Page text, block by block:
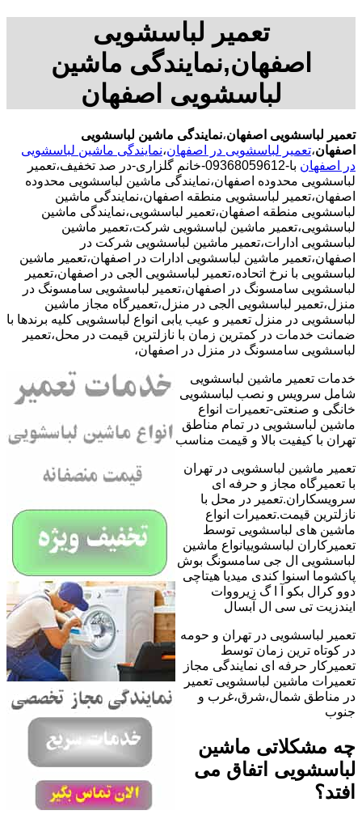
تعمیر لباسشویی
اصفهان,نمایندگی ماشین
لباسشویی اصفهان
تعمیر لباسشویی اصفهان،نمایندگی ماشین لباسشویی
اصفهان،تعمیر لباسشویی در اصفهان،نمایندگی ماشین لباسشویی
در اصفهان
با-09368059612-خانم گلزاری-در صد تخفیف،تعمیر
لباسشویی محدوده اصفهان،نمایندگی ماشین لباسشویی محدوده
اصفهان،تعمیر لباسشویی منطقه اصفهان،نمایندگی ماشین
لباسشویی منطقه اصفهان،تعمیر لباسشویی،نمایندگی ماشین
لباسشویی،تعمیر ماشین لباسشویی شرکت،تعمیر ماشین
لباسشویی ادارات،تعمیر ماشین لباسشویی شرکت در
اصفهان،تعمیر ماشین لباسشویی ادارات در اصفهان،تعمیر ماشین
لباسشویی با نرخ اتحاده،تعمیر لباسشویی الجی در اصفهان،تعمیر
لباسشویی سامسونگ در اصفهان،تعمیر لباسشویی سامسونگ در
منزل،تعمیر لباسشویی الجی در منزل،تعمیرگاه مجاز ماشین
لباسشویی در منزل تعمیر و عیب یابی انواع لباسشویی کلیه برندها با
ضمانت خدمات در کمترین زمان با نازلترین قیمت در محل،تعمیر
لباسشویی سامسونگ در منزل در اصفهان،
خدمات تعمیر ماشین لباسشویی
شامل سرویس و نصب لباسشویی
خانگی و صنعتی-تعمیرات انواع
ماشین لباسشویی در تمام مناطق
تهران با کیفیت بالا و قیمت مناسب
تعمیر ماشین لباسشویی در تهران
با تعمیرگاه مجاز و حرفه ای
سرویسکاران.تعمیر در محل با
نازلترین قیمت.تعمیرات انواع
ماشین های لباسشویی توسط
تعمیرکاران لباسشوییانواع ماشین
لباسشویی ال جی سامسونگ بوش
پاکشوما اسنوا کندی میدیا هیتاچی
دوو کرال بکو آ ا گ زیرووات
ایندزیت تی سی ال آبسال
تعمیر لباسشویی در تهران و حومه
در کوتاه ترین زمان توسط
تعمیرکار حرفه ای نمایندگی مجاز
تعمیرات ماشین لباسشویی تعمیر
در مناطق شمال،شرق،غرب و
جنوب
چه مشکلاتی ماشین
لباسشویی اتفاق می
افتد؟